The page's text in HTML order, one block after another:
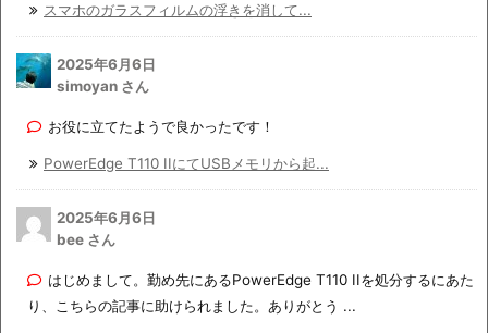
スマホのガラスフィルムの浮きを消して...
2025年6月6日
simoyan さん
お役に立てたようで良かったです！
PowerEdge T110 IIにてUSBメモリから起...
2025年6月6日
bee さん
はじめまして。勤め先にあるPowerEdge T110 IIを処分するにあた
り、こちらの記事に助けられました。ありがとう ...